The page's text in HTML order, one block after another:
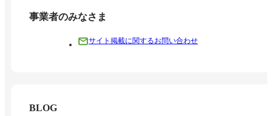
事業者のみなさま
サイト掲載に関するお問い合わせ
BLOG